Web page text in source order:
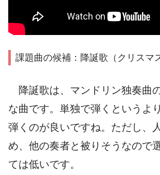
課題曲の候補：降誕歌（クリスマ
降誕歌は、マンドリン独奏曲
な曲です。単独で弾くというよ
弾くのが良いですね。ただし、
め、他の奏者と被りそうなので
ては低いです。